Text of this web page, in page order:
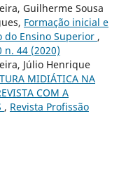
Guilherme Sousa
Formação inicial e
Ensino Superior ,
n. 44 (2020)
Júlio Henrique
MIDIÁTICA NA
COM A
, Revista Profissão